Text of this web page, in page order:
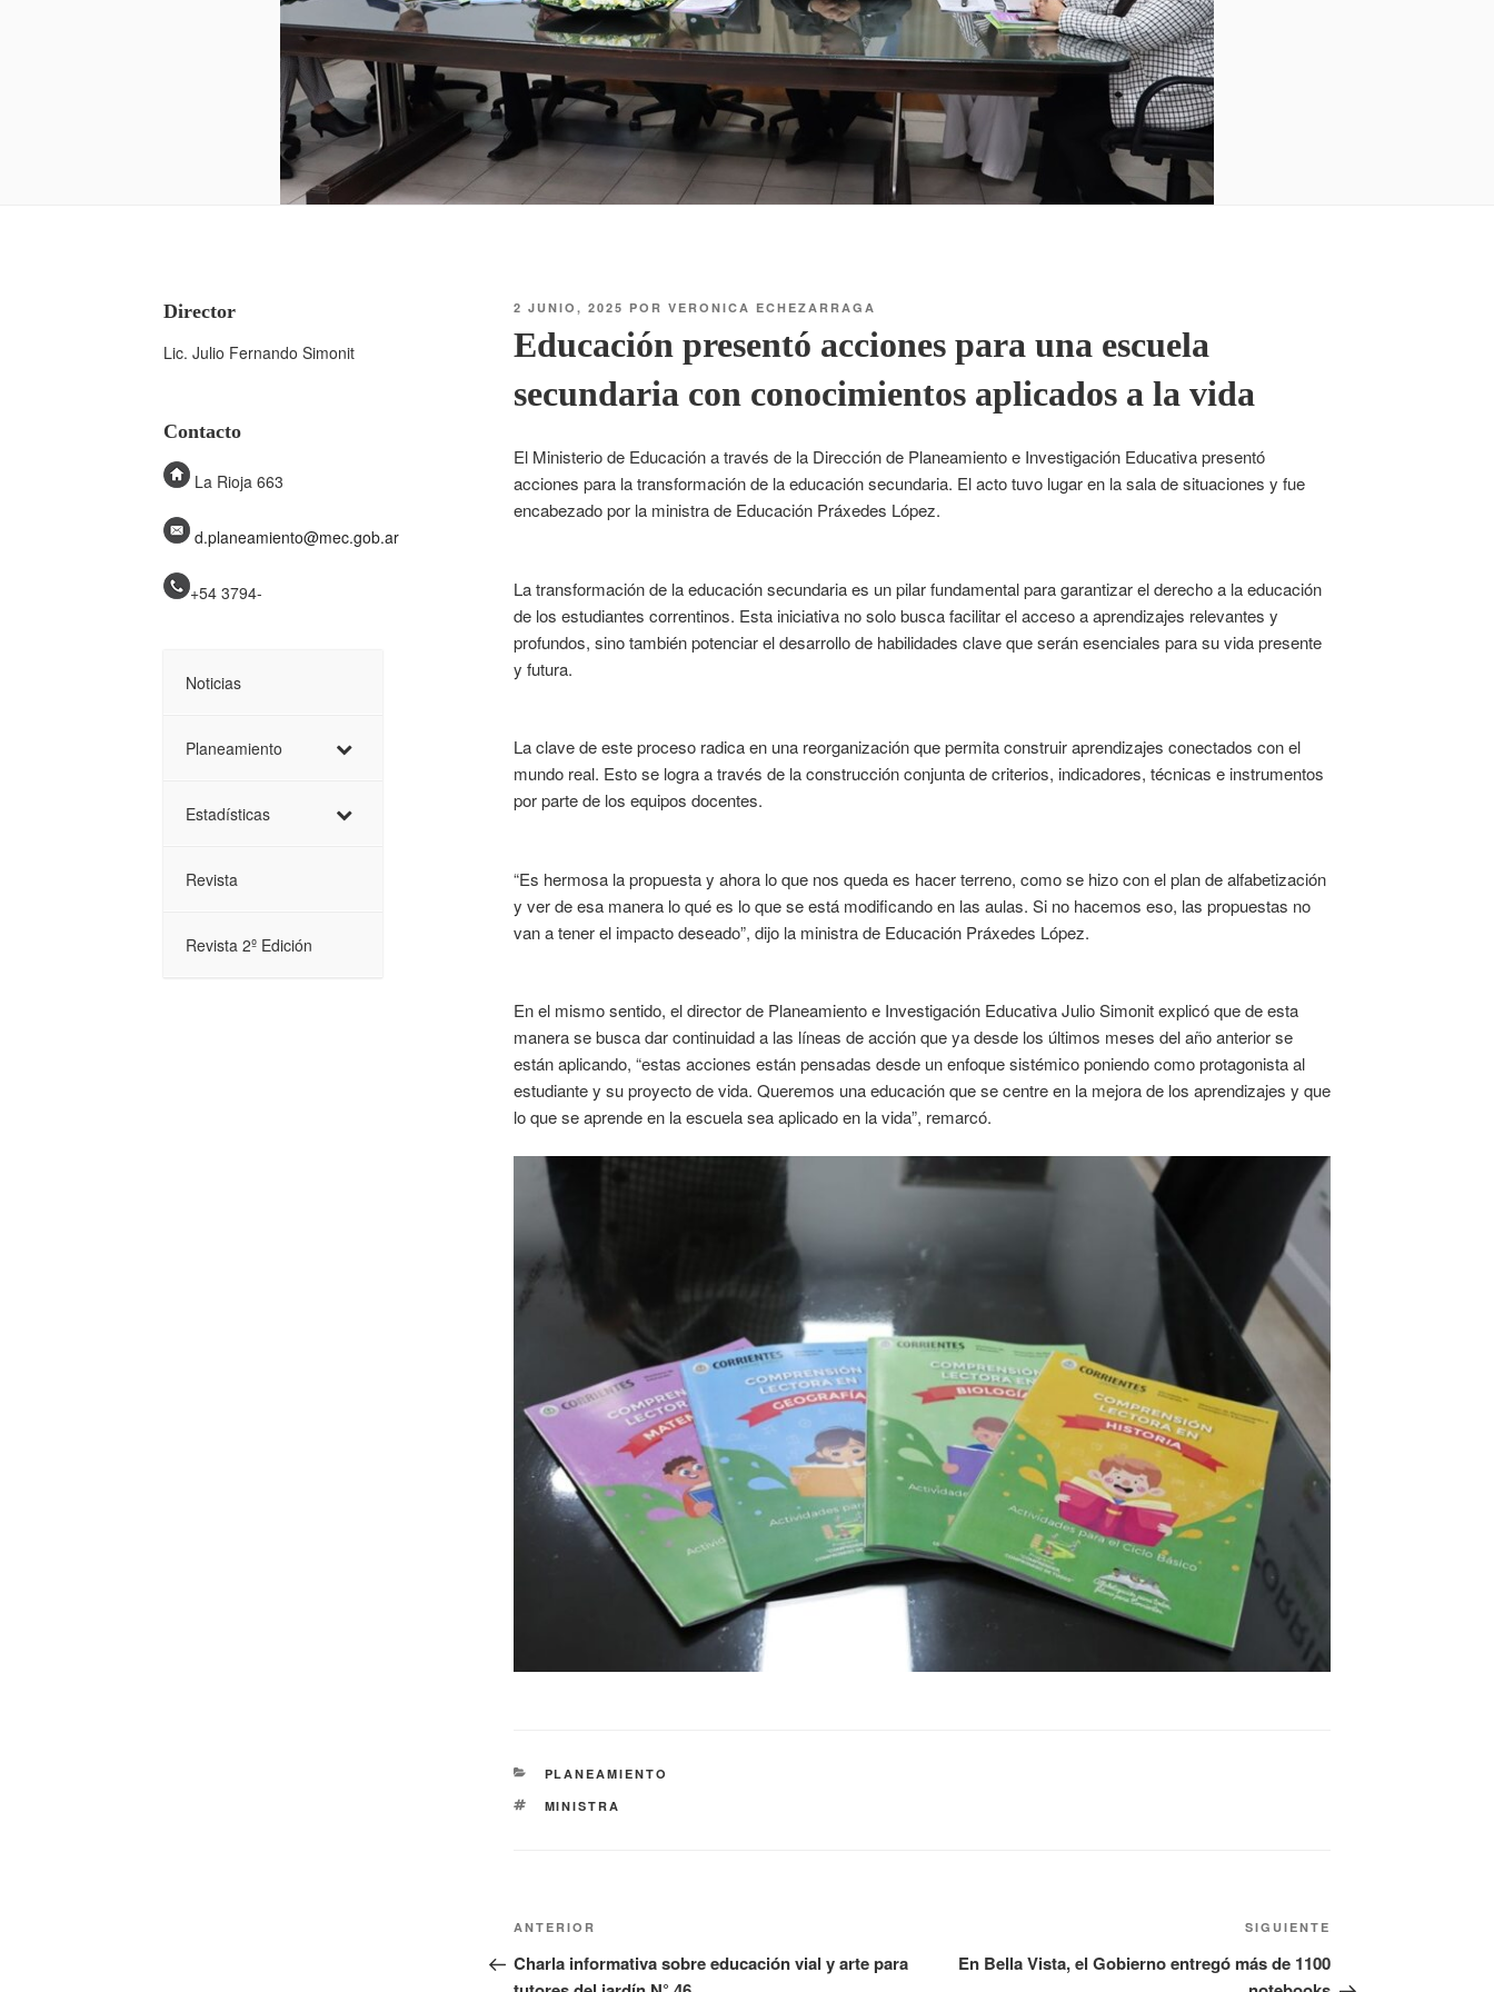
2 JUNIO, 2025 POR VERONICA ECHEZARRAGA
Educación presentó acciones para una escuela
secundaria con conocimientos aplicados a la vida
El Ministerio de Educación a través de la Dirección de Planeamiento e Investigación Educativa presentó
acciones para la transformación de la educación secundaria. El acto tuvo lugar en la sala de situaciones y fue
encabezado por la ministra de Educación Práxedes López.
La transformación de la educación secundaria es un pilar fundamental para garantizar el derecho a la educación
de los estudiantes correntinos. Esta iniciativa no solo busca facilitar el acceso a aprendizajes relevantes y
profundos, sino también potenciar el desarrollo de habilidades clave que serán esenciales para su vida presente
y futura.
La clave de este proceso radica en una reorganización que permita construir aprendizajes conectados con el
mundo real. Esto se logra a través de la construcción conjunta de criterios, indicadores, técnicas e instrumentos
por parte de los equipos docentes.
“Es hermosa la propuesta y ahora lo que nos queda es hacer terreno, como se hizo con el plan de alfabetización
y ver de esa manera lo qué es lo que se está modificando en las aulas. Si no hacemos eso, las propuestas no
van a tener el impacto deseado”, dijo la ministra de Educación Práxedes López.
En el mismo sentido, el director de Planeamiento e Investigación Educativa Julio Simonit explicó que de esta
manera se busca dar continuidad a las líneas de acción que ya desde los últimos meses del año anterior se
están aplicando, “estas acciones están pensadas desde un enfoque sistémico poniendo como protagonista al
estudiante y su proyecto de vida. Queremos una educación que se centre en la mejora de los aprendizajes y que
lo que se aprende en la escuela sea aplicado en la vida”, remarcó.
PLANEAMIENTO
MINISTRA
ANTERIOR
Charla informativa sobre educación vial y arte para
SIGUIENTE
En Bella Vista, el Gobierno entregó más de 1100
Director
Lic. Julio Fernando Simonit
Contacto
La Rioja 663
d.planeamiento@mec.gob.ar
+54 3794-
Noticias
Planeamiento
Estadísticas
Revista
Revista 2º Edición